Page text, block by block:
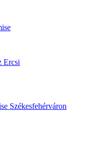
Ercsi
Székesfehérváron